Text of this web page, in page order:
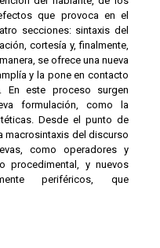
que provoca en el
secciones: sintaxis del
cortesía y, finalmente,
se ofrece una nueva
y la pone en contacto
En este proceso surgen
formulación, como la
Desde el punto de
macrosintaxis del discurso
como operadores y
procedimental, y nuevos
periféricos, que